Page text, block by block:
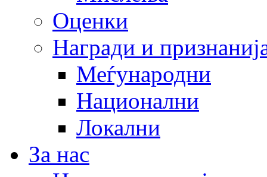
Оценки
Награди и
Меѓународни
Национални
Локални
За нас